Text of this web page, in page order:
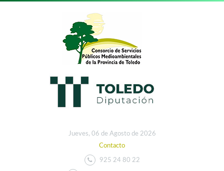
Jueves, 06 de Agosto de 2026
Contacto
925 24 80 22